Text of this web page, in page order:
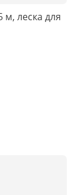
м, леска для